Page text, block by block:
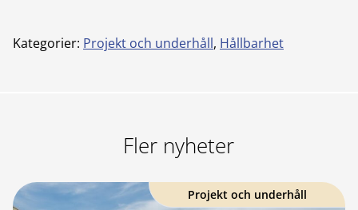
Kategorier: Projekt och underhåll, Hållbarhet
Fler nyheter
Projekt och underhåll